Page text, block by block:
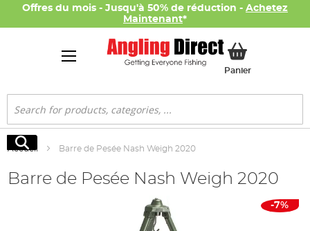
Offres du mois - Jusqu'à 50% de réduction - Achetez
Maintenant*
PanierMon panier
Rechercher
Rechercher
Accueil Barre de Pesée Nash Weigh 2020
Barre de Pesée Nash Weigh 2020
-7%